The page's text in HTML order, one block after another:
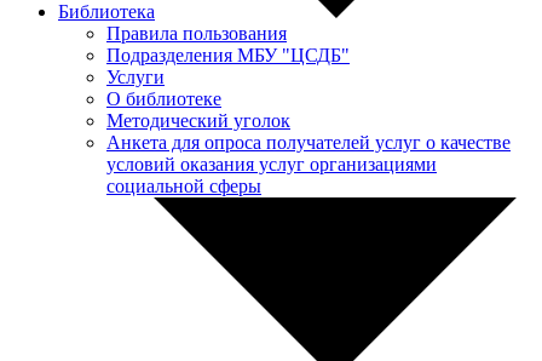
Библиотека
Правила пользования
Подразделения МБУ "ЦСДБ"
Услуги
О библиотеке
Методический уголок
Анкета для опроса получателей услуг о качестве
условий оказания услуг организациями
социальной сферы